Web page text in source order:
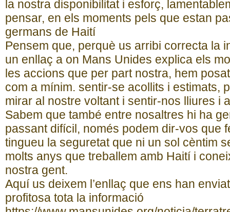
la nostra disponibilitat i esforç,
pensar, en els moments pels que estan
germans de Haití
Pensem que, perquè us arribi correcta la
un enllaç a on Mans Unides explica els
les accions que per part nostra, hem
com a mínim. sentir-se acollits i estimats,
mirar al nostre voltant i sentir-nos lliures i
Sabem que també entre nosaltres hi ha
passant difícil, només podem dir-vos que
tingueu la seguretat que ni un sol cèntim
molts anys que treballem amb Haití i
nostra gent.
Aquí us deixem l’enllaç que ens han
profitosa tota la informació